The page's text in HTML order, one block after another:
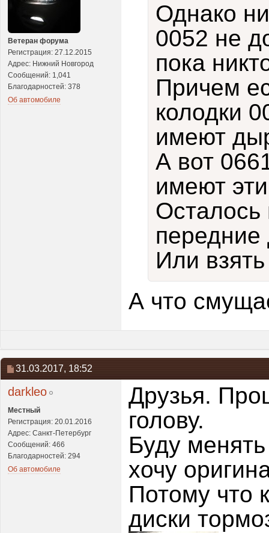
Ветеран форума
Регистрация: 27.12.2015
Адрес: Нижний Новгород
Сообщений: 1,041
Благодарностей: 378
Об автомобиле
Однако
0052 не
пока
Причем
колодки
имеют
А вот
имеют
Осталось
передние
Или
А что
31.03.2017, 18:52
darkleo
Местный
Регистрация: 20.01.2016
Адрес: Санкт-Петербург
Сообщений: 466
Благодарностей: 294
Об автомобиле
Друзья.
голову.
Буду
хочу
Потому что
диски